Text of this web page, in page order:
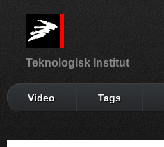
Teknologisk Institut
Video Tags